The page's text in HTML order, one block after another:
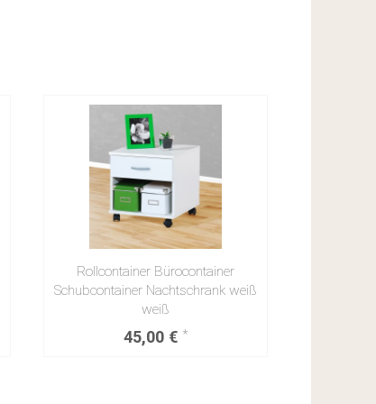
Rollcontainer Bürocontainer
Schubcontainer Nachtschrank weiß
weiß
45,00 €